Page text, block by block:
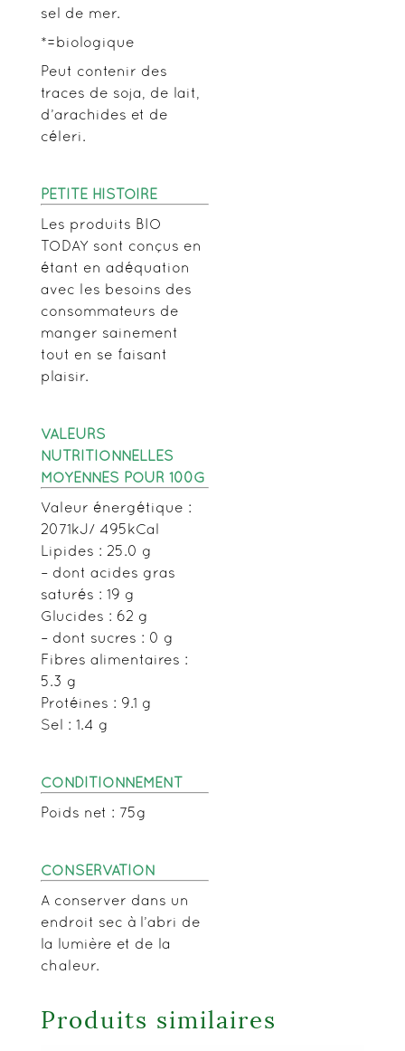
sel de mer.
*=biologique
Peut contenir des
traces de soja, de lait,
d’arachides et de
céleri.
PETITE HISTOIRE
Les produits BIO
TODAY sont conçus en
étant en adéquation
avec les besoins des
consommateurs de
manger sainement
tout en se faisant
plaisir.
VALEURS
NUTRITIONNELLES
MOYENNES POUR 100G
Valeur énergétique :
2071kJ/ 495kCal
Lipides : 25.0 g
– dont acides gras
saturés : 19 g
Glucides : 62 g
– dont sucres : 0 g
Fibres alimentaires :
5.3 g
Protéines : 9.1 g
Sel : 1.4 g
CONDITIONNEMENT
Poids net : 75g
CONSERVATION
A conserver dans un
endroit sec à l’abri de
la lumière et de la
chaleur.
Produits similaires